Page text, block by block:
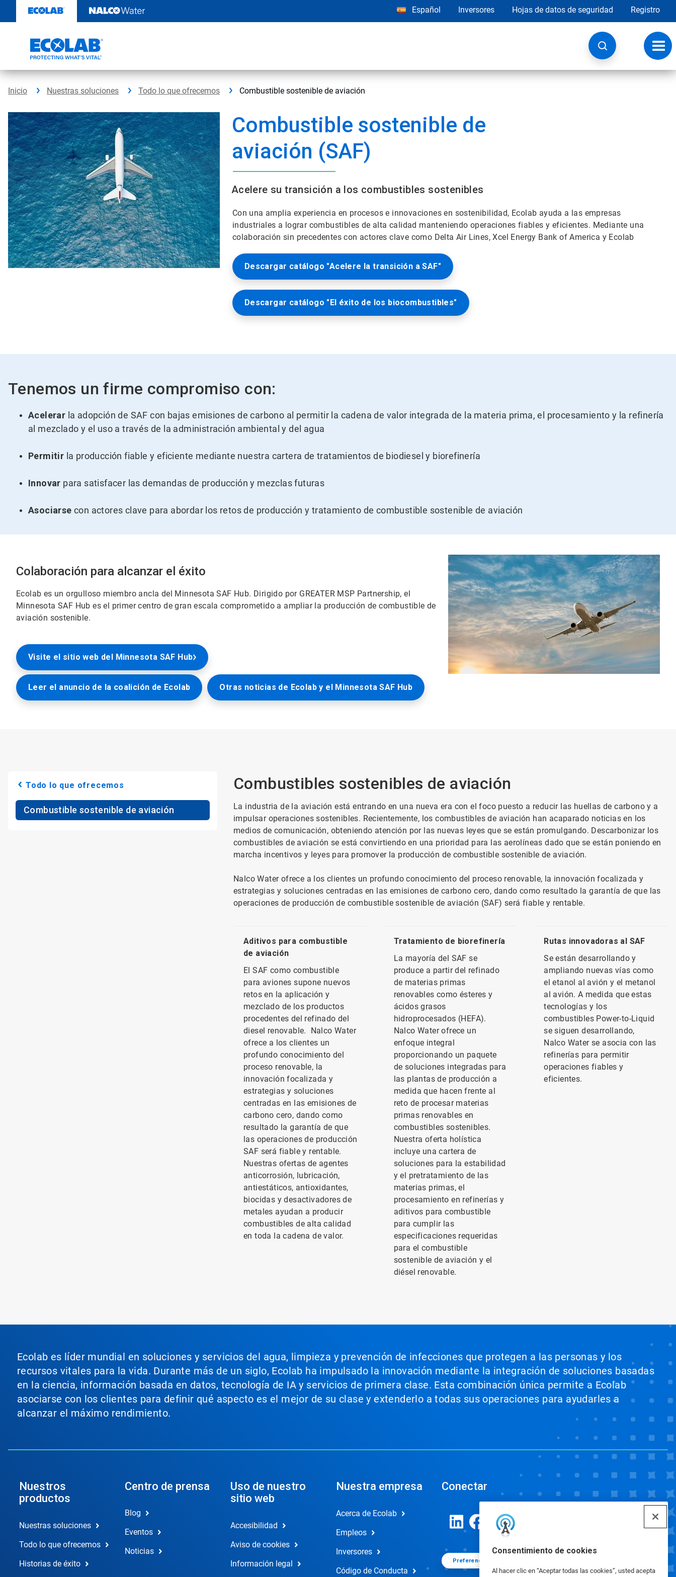
contenido
Consentimiento de cookies
Al hacer clic en “Aceptar todas las cookies”, usted acepta
Español Inversores Hojas de datos de seguridad Registro
de
Inicio Nuestras soluciones Todo lo que ofrecemos Combustible sostenible de aviación
Combustible sostenible de
aviación (SAF)
Acelere su transición a los combustibles sostenibles
Con una amplia experiencia en procesos e innovaciones en sostenibilidad, Ecolab ayuda a las empresas
industriales a lograr combustibles de alta calidad manteniendo operaciones fiables y eficientes. Mediante una
colaboración sin precedentes con actores clave como Delta Air Lines, Xcel Energy Bank of America y Ecolab
Descargar catálogo "Acelere la transición a SAF"
Descargar catálogo "El éxito de los biocombustibles"
Tenemos un firme compromiso con:
Acelerar la adopción de SAF con bajas emisiones de carbono al permitir la cadena de valor integrada de la materia prima, el procesamiento y la refinería
al mezclado y el uso a través de la administración ambiental y del agua
Permitir la producción fiable y eficiente mediante nuestra cartera de tratamientos de biodiesel y biorefinería
Innovar para satisfacer las demandas de producción y mezclas futuras
Asociarse con actores clave para abordar los retos de producción y tratamiento de combustible sostenible de aviación
Colaboración para alcanzar el éxito
Ecolab es un orgulloso miembro ancla del Minnesota SAF Hub. Dirigido por GREATER MSP Partnership, el
Minnesota SAF Hub es el primer centro de gran escala comprometido a ampliar la producción de combustible de
aviación sostenible.
Visite el sitio web del Minnesota SAF Hub
Leer el anuncio de la coalición de Ecolab Otras noticias de Ecolab y el Minnesota SAF Hub
Todo lo que ofrecemos
Combustible sostenible de aviación
Combustibles sostenibles de aviación​
La industria de la aviación está entrando en una nueva era con el foco puesto a reducir las huellas de carbono y a
impulsar operaciones sostenibles. Recientemente, los combustibles de aviación han acaparado noticias en los
medios de comunicación, obteniendo atención por las nuevas leyes que se están promulgando. Descarbonizar los
combustibles de aviación se está convirtiendo en una prioridad para las aerolíneas dado que se están poniendo en
marcha incentivos y leyes para promover la producción de combustible sostenible de aviación.
Nalco Water ofrece a los clientes un profundo conocimiento del proceso renovable, la innovación focalizada y
estrategias y soluciones centradas en las emisiones de carbono cero, dando como resultado la garantía de que las
operaciones de producción de combustible sostenible de aviación (SAF) será fiable y rentable.
Aditivos para combustible
de aviación
El SAF como combustible
para aviones supone nuevos
retos en la aplicación y
mezclado de los productos
procedentes del refinado del
diesel renovable. Nalco Water
ofrece a los clientes un
profundo conocimiento del
proceso renovable, la
innovación focalizada y
estrategias y soluciones
centradas en las emisiones de
carbono cero, dando como
resultado la garantía de que
las operaciones de producción
SAF será fiable y rentable.
Nuestras ofertas de agentes
anticorrosión, lubricación,
antiestáticos, antioxidantes,
biocidas y desactivadores de
metales ayudan a producir
combustibles de alta calidad
en toda la cadena de valor.
Tratamiento de biorefinería
La mayoría del SAF se
produce a partir del refinado
de materias primas
renovables como ésteres y
ácidos grasos
hidroprocesados (HEFA).
Nalco Water ofrece un
enfoque integral
proporcionando un paquete
de soluciones integradas para
las plantas de producción a
medida que hacen frente al
reto de procesar materias
primas renovables en
combustibles sostenibles.
Nuestra oferta holística
incluye una cartera de
soluciones para la estabilidad
y el pretratamiento de las
materias primas, el
procesamiento en refinerías y
aditivos para combustible
para cumplir las
especificaciones requeridas
para el combustible
sostenible de aviación y el
diésel renovable.
Rutas innovadoras al SAF
Se están desarrollando y
ampliando nuevas vías como
el etanol al avión y el metanol
al avión. A medida que estas
tecnologías y los
combustibles Power-to-Liquid
se siguen desarrollando,
Nalco Water se asocia con las
refinerías para permitir
operaciones fiables y
eficientes.
Ecolab es líder mundial en soluciones y servicios del agua, limpieza y prevención de infecciones que protegen a las personas y los
recursos vitales para la vida. Durante más de un siglo, Ecolab ha impulsado la innovación mediante la integración de soluciones basadas
en la ciencia, información basada en datos, tecnología de IA y servicios de primera clase. Esta combinación única permite a Ecolab
asociarse con los clientes para definir qué aspecto es el mejor de su clase y extenderlo a todas sus operaciones para ayudarles a
alcanzar el máximo rendimiento.
Nuestros
productos
Nuestras soluciones
Todo lo que ofrecemos
Historias de éxito
Centro de prensa
Blog
Eventos
Noticias
Uso de nuestro
sitio web
Accesibilidad
Aviso de cookies
Información legal
Nuestra empresa
Acerca de Ecolab
Empleos
Inversores
Código de Conducta
Conectar
Preferencias de cookies